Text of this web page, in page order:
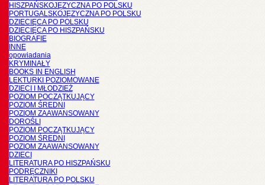
HISZPAŃSKOJĘZYCZNA PO POLSKU
PORTUGALSKOJĘZYCZNA PO POLSKU
DZIECIĘCA PO POLSKU
DZIECIĘCA PO HISZPAŃSKU
BIOGRAFIE
INNE
opowiadania
KRYMINAŁY
BOOKS IN ENGLISH
LEKTURKI POZIOMOWANE
DZIECI I MŁODZIEŻ
POZIOM POCZĄTKUJĄCY
POZIOM ŚREDNI
POZIOM ZAAWANSOWANY
DOROŚLI
POZIOM POCZĄTKUJĄCY
POZIOM ŚREDNI
POZIOM ZAAWANSOWANY
DZIECI
LITERATURA PO HISZPAŃSKU
PODRĘCZNIKI
LITERATURA PO POLSKU